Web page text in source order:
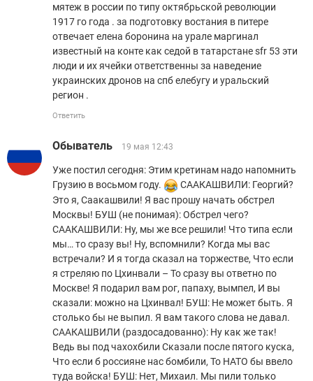
мятеж в россии по типу октябрьской революции
1917 го года . за подготовку востания в питере
отвечает елена боронина на урале маргинал
известный на конте как седой в татарстане sfr 53 эти
люди и их ячейки ответственны за наведение
украинских дронов на спб елебугу и уральский
регион .
Ответить
Обыватель 19 мая 12:43
Уже постил сегодня: Этим кретинам надо напомнить
Грузию в восьмом году.
СААКАШВИЛИ: Георгий?
Это я, Саакашвили! Я вас прошу начать обстрел
Москвы! БУШ (не понимая): Обстрел чего?
СААКАШВИЛИ: Ну, мы же все решили! Что типа если
мы… то сразу вы! Ну, вспомнили? Когда мы вас
встречали? И я тогда сказал на торжестве, Что если
я стреляю по Цхинвали – То сразу вы ответно по
Москве! Я подарил вам рог, папаху, вымпел, И вы
сказали: можно на Цхинвал! БУШ: Не может быть. Я
столько бы не выпил. Я вам такого слова не давал.
СААКАШВИЛИ (раздосадованно): Ну как же так!
Ведь вы под чахохбили Сказали после пятого куска,
Что если б россияне нас бомбили, То НАТО бы ввело
туда войска! БУШ: Нет, Михаил. Мы пили только